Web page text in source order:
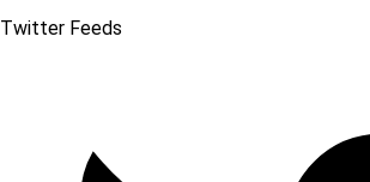
Twitter Feeds